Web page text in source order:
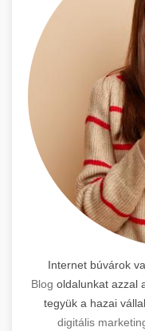
Internet búvárok
Blog oldalunkat azzal
tegyük a hazai
digitális